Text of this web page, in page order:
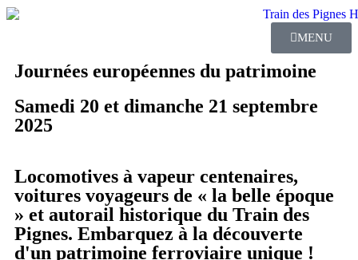
MENU
Journées européennes du patrimoine
Samedi 20 et dimanche 21 septembre
2025
Locomotives à vapeur centenaires,
voitures voyageurs de « la belle époque
» et autorail historique du Train des
Pignes. Embarquez à la découverte
d'un patrimoine ferroviaire unique !